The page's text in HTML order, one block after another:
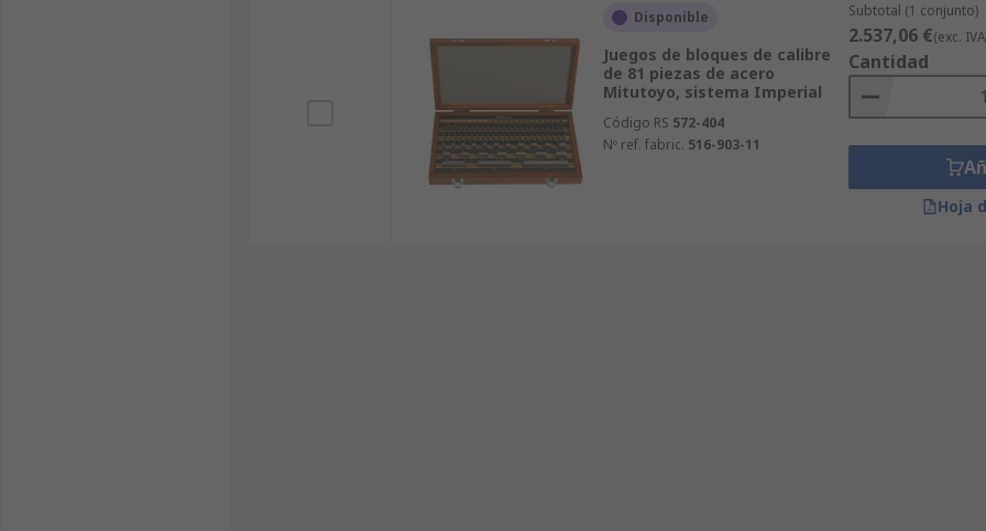
Disponible
Juegos de bloques de calibre
de 81 piezas de acero
Mitutoyo, sistema Imperial
Código RS 572-404
Nº ref. fabric. 516-903-11
Subtotal (1 conjunto)
2.537,06 €(exc.
Cantidad
Hoja